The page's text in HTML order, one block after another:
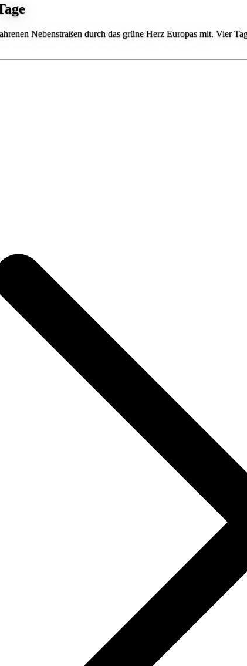
Nebenstraßen durch das grüne Herz Europas mit. Vier